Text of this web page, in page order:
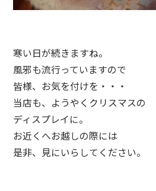
寒い日が続きますね。
風邪も流行っていますので
皆様、お気を付けを・・・
当店も、ようやくクリスマスの
ディスプレイに。
お近くへお越しの際には
是非、見にいらしてください。